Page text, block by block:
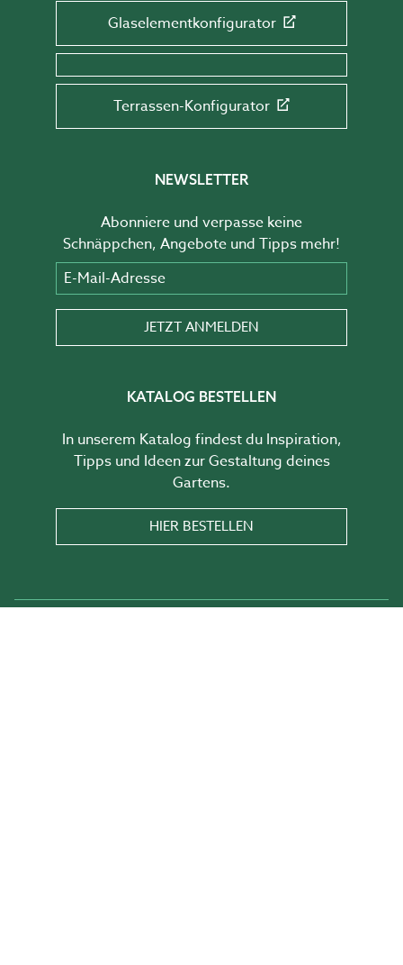
Glaselementkonfigurator
Terrassen-Konfigurator
NEWSLETTER
Abonniere und verpasse keine
Schnäppchen, Angebote und Tipps mehr!
E-Mail-Adresse
JETZT ANMELDEN
KATALOG BESTELLEN
In unserem Katalog findest du Inspiration,
Tipps und Ideen zur Gestaltung deines
Gartens.
HIER BESTELLEN